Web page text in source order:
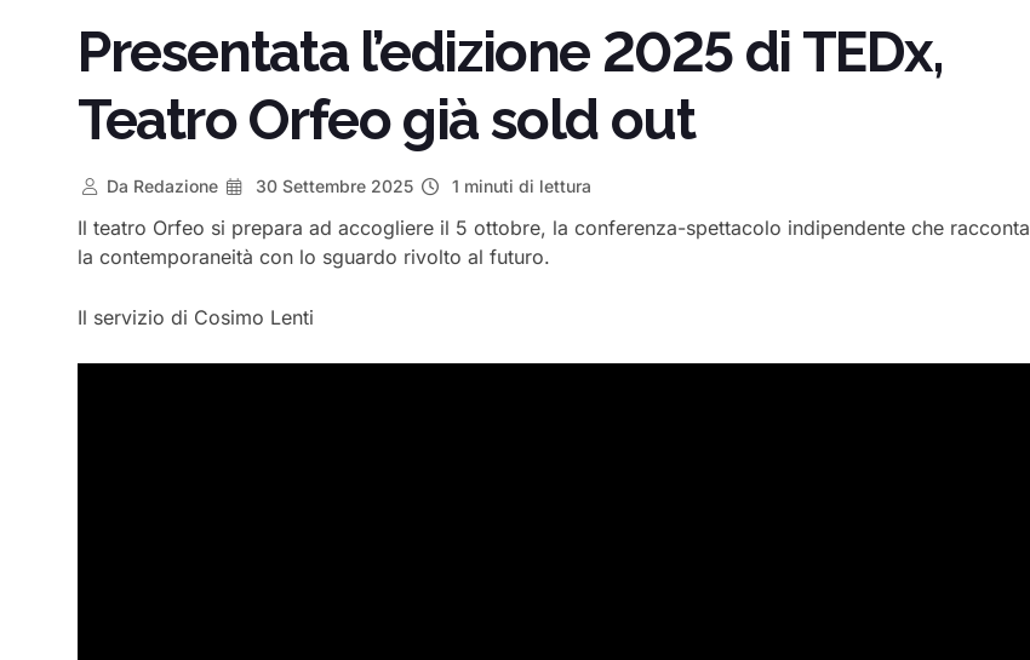
Presentata l’edizione 2025 di TEDx,
Teatro Orfeo già sold out
Da Redazione 30 Settembre 2025 1 minuti di lettura
Il teatro Orfeo si prepara ad accogliere il 5 ottobre, la conferenza-spettacolo indipendente che racconta
la contemporaneità con lo sguardo rivolto al futuro.
Il servizio di Cosimo Lenti